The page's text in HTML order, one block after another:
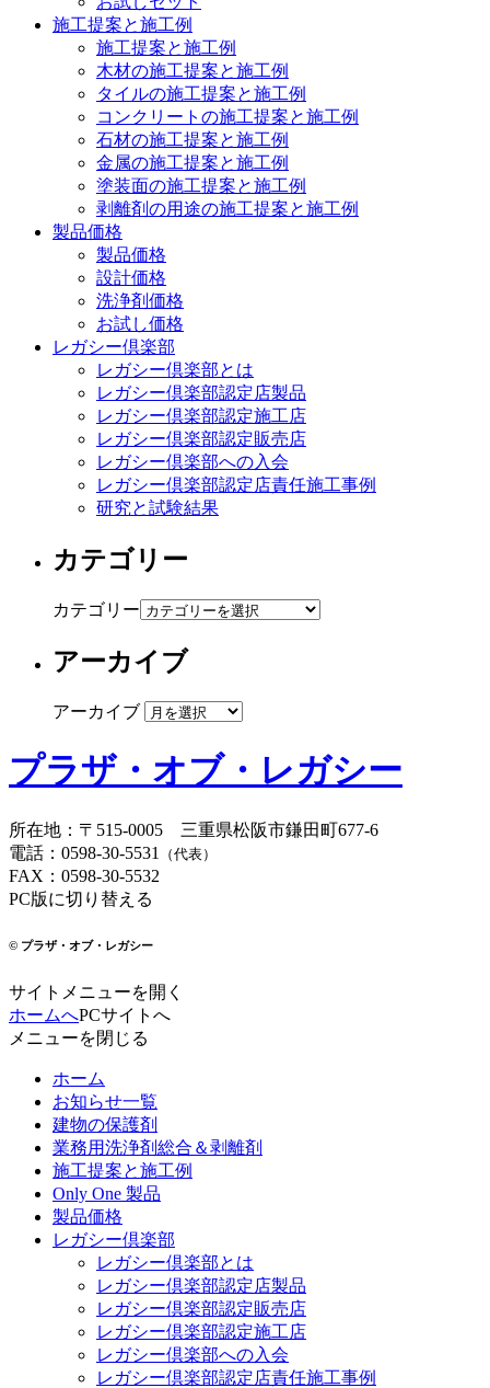
施工提案と施工例
施工提案と施工例
木材の施工提案と施工例
タイルの施工提案と施工例
コンクリートの施工提案と施工例
石材の施工提案と施工例
金属の施工提案と施工例
塗装面の施工提案と施工例
剥離剤の用途の施工提案と施工例
製品価格
製品価格
設計価格
洗浄剤価格
お試し価格
レガシー倶楽部
レガシー倶楽部とは
レガシー倶楽部認定店製品
レガシー倶楽部認定施工店
レガシー倶楽部認定販売店
レガシー倶楽部への入会
レガシー倶楽部認定店責任施工事例
研究と試験結果
カテゴリー
カテゴリー
アーカイブ
アーカイブ
プラザ・オブ・レガシー
所在地 ： 〒515-0005 三重県松阪市鎌田町677-6
電話 ： 0598-30-5531 （代表）
FAX ： 0598-30-5532
PC版に切り替える
© プラザ・オブ・レガシー
サイトメニューを開く
ホームへPCサイトへ
メニューを閉じる
ホーム
お知らせ一覧
建物の保護剤
業務用洗浄剤総合＆剥離剤
施工提案と施工例
Only One 製品
製品価格
レガシー倶楽部
レガシー倶楽部とは
レガシー倶楽部認定店製品
レガシー倶楽部認定販売店
レガシー倶楽部認定施工店
レガシー倶楽部への入会
レガシー倶楽部認定店責任施工事例